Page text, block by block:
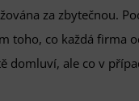
za zbytečnou.
toho, co každá firma
domluví, ale co v